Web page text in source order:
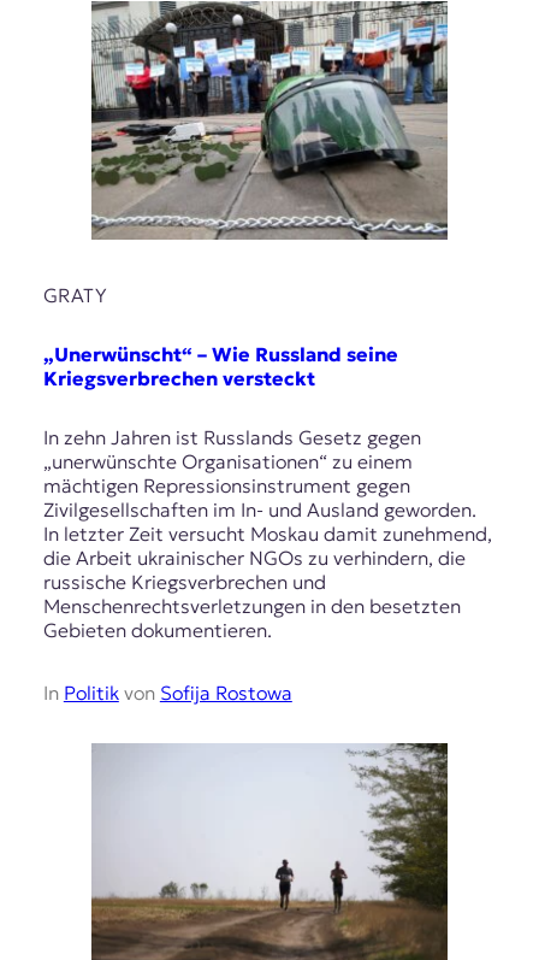
GRATY
„Unerwünscht“ – Wie Russland seine
Kriegsverbrechen versteckt
In zehn Jahren ist Russlands Gesetz gegen
„unerwünschte Organisationen“ zu einem
mächtigen Repressionsinstrument gegen
Zivilgesellschaften im In- und Ausland geworden.
In letzter Zeit versucht Moskau damit zunehmend,
die Arbeit ukrainischer NGOs zu verhindern, die
russische Kriegsverbrechen und
Menschenrechtsverletzungen in den besetzten
Gebieten dokumentieren.
In Politikvon Sofija Rostowa